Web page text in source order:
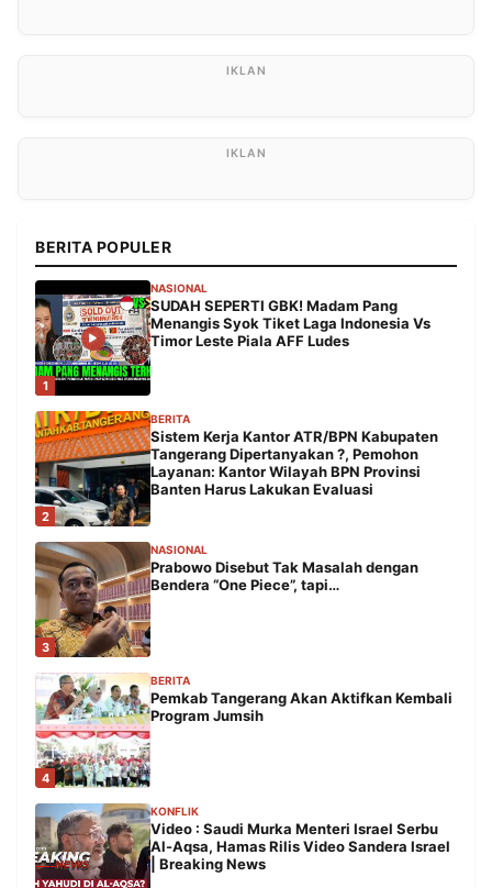
BERITA POPULER
1
NASIONAL
SUDAH SEPERTI GBK! Madam Pang
Menangis Syok Tiket Laga Indonesia Vs
Timor Leste Piala AFF Ludes
2
BERITA
Sistem Kerja Kantor ATR/BPN Kabupaten
Tangerang Dipertanyakan ?, Pemohon
Layanan: Kantor Wilayah BPN Provinsi
Banten Harus Lakukan Evaluasi
3
NASIONAL
Prabowo Disebut Tak Masalah dengan
Bendera “One Piece”, tapi…
4
BERITA
Pemkab Tangerang Akan Aktifkan Kembali
Program Jumsih
KONFLIK
Video : Saudi Murka Menteri Israel Serbu
Al-Aqsa, Hamas Rilis Video Sandera Israel
| Breaking News